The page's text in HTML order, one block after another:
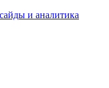
и аналитика